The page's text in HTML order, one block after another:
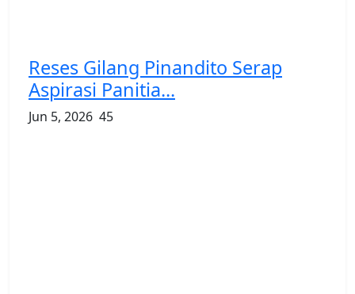
Reses Gilang Pinandito Serap
Aspirasi Panitia...
Jun 5, 2026 45